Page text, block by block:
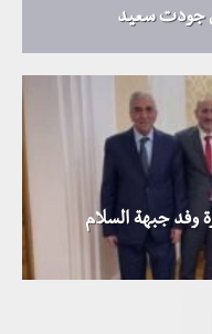
جودت سعيد
وفد جبهة السلام